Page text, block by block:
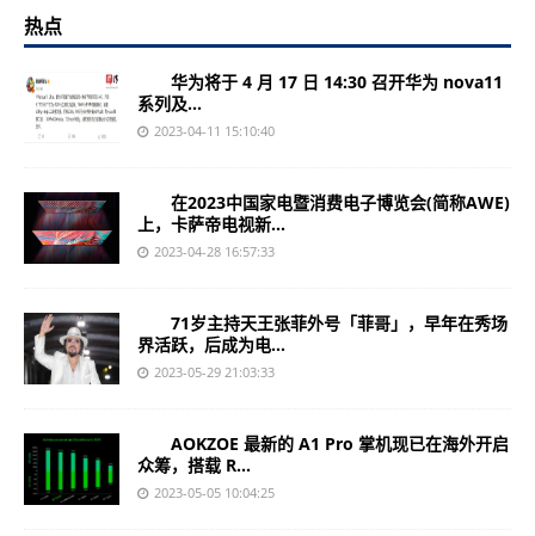
热点
华为将于 4 月 17 日 14:30 召开华为 nova11
系列及...
2023-04-11 15:10:40
在2023中国家电暨消费电子博览会(简称AWE)
上，卡萨帝电视新...
2023-04-28 16:57:33
71岁主持天王张菲外号「菲哥」，早年在秀场
界活跃，后成为电...
2023-05-29 21:03:33
AOKZOE 最新的 A1 Pro 掌机现已在海外开启
众筹，搭载 R...
2023-05-05 10:04:25